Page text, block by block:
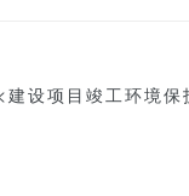
设项目竣工环境保